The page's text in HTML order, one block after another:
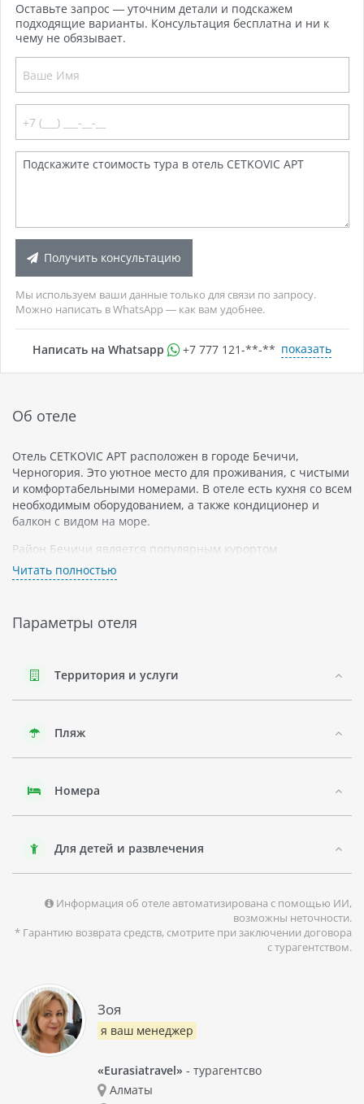
Оставьте запрос — уточним детали и подскажем
подходящие варианты. Консультация бесплатна и ни к
чему не обязывает.
Получить консультацию
Мы используем ваши данные только для связи по запросу.
Можно написать в WhatsApp — как вам удобнее.
Написать на Whatsapp +7 777 121-**-** показать
Об отеле
Отель CETKOVIC APT расположен в городе Бечичи,
Черногория. Это уютное место для проживания, с чистыми
и комфортабельными номерами. В отеле есть кухня со всем
необходимым оборудованием, а также кондиционер и
балкон с видом на море.
Район Бечичи является популярным курортом
Черногории. Он находится на Адриатическом побережье и
славится своими прекрасными пляжами длиной более двух
Иоанна Крестителя, замок Стефана Милетина,
В непосредственной близости от отеля CETKOVIC APT
Читать полностью
Параметры отеля
Территория и услуги
Пляж
Номера
Для детей и развлечения
Информация об отеле автоматизирована с помощью ИИ,
возможны неточности.
* Гарантию возврата средств, смотрите при заключении договора
с турагентством.
Зоя
я ваш менеджер
«Eurasiatravel» - турагентсво
Алматы